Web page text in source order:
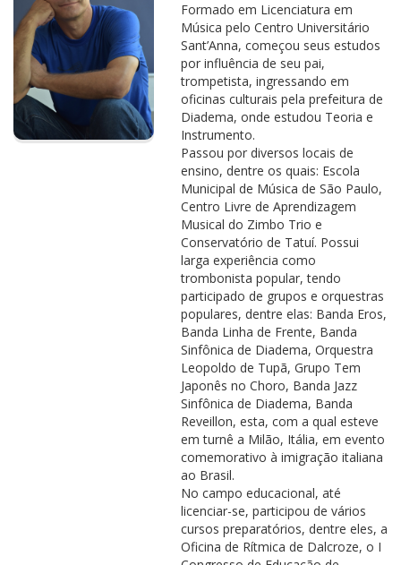
Formado em Licenciatura em
Música pelo Centro Universitário
Sant’Anna, começou seus estudos
por influência de seu pai,
trompetista, ingressando em
oficinas culturais pela prefeitura de
Diadema, onde estudou Teoria e
Instrumento.
Passou por diversos locais de
ensino, dentre os quais: Escola
Municipal de Música de São Paulo,
Centro Livre de Aprendizagem
Musical do Zimbo Trio e
Conservatório de Tatuí. Possui
larga experiência como
trombonista popular, tendo
participado de grupos e orquestras
populares, dentre elas: Banda Eros,
Banda Linha de Frente, Banda
Sinfônica de Diadema, Orquestra
Leopoldo de Tupã, Grupo Tem
Japonês no Choro, Banda Jazz
Sinfônica de Diadema, Banda
Reveillon, esta, com a qual esteve
em turnê a Milão, Itália, em evento
comemorativo à imigração italiana
ao Brasil.
No campo educacional, até
licenciar-se, participou de vários
cursos preparatórios, dentre eles, a
Oficina de Rítmica de Dalcroze, o I